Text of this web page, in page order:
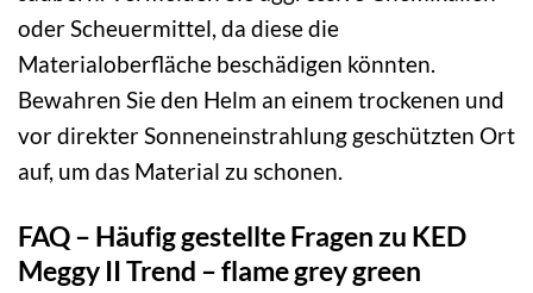
oder Scheuermittel, da diese die
Materialoberfläche beschädigen könnten.
Bewahren Sie den Helm an einem trockenen und
vor direkter Sonneneinstrahlung geschützten Ort
auf, um das Material zu schonen.
FAQ – Häufig gestellte Fragen zu KED
Meggy II Trend – flame grey green